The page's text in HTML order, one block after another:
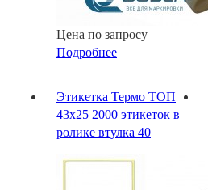
Цена по запросу
Подробнее
Этикетка Термо ТОП
43х25 2000 этикеток в
ролике втулка 40